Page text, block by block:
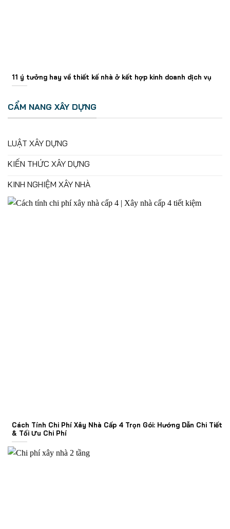
11 ý tưởng hay về thiết kế nhà ở kết hợp kinh doanh dịch vụ
CẨM NANG XÂY DỰNG
LUẬT XÂY DỰNG
KIẾN THỨC XÂY DỰNG
KINH NGHIỆM XÂY NHÀ
Cách Tính Chi Phí Xây Nhà Cấp 4 Trọn Gói: Hướng Dẫn Chi Tiết
& Tối Ưu Chi Phí